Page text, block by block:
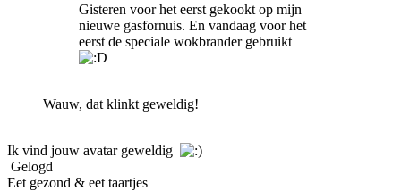
Gisteren voor het eerst gekookt op mijn
nieuwe gasfornuis. En vandaag voor het
eerst de speciale wokbrander gebruikt
Wauw, dat klinkt geweldig!
Ik vind jouw avatar geweldig
Gelogd
Eet gezond & eet taartjes